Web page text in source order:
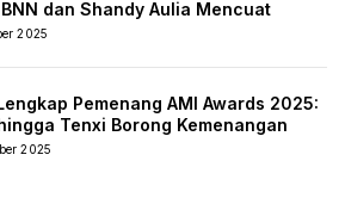
dan Shandy Aulia Mencuat
2025
Pemenang AMI Awards 2025:
Tenxi Borong Kemenangan
2025